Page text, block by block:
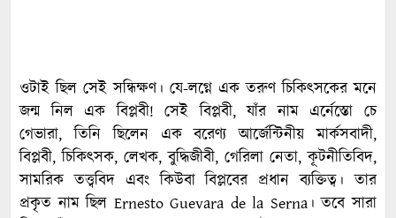
ওটাই ছিল সেই সন্ধিক্ষণ। যে-লগ্নে এক তরুণ চিকিত্‍সকের মনে
জন্ম নিল এক বিপ্লবী! সেই বিপ্লবী, যাঁর নাম এর্নেস্তো চে
গেভারা, তিনি ছিলেন এক বরেণ্য আর্জেন্টিনীয় মার্কসবাদী,
বিপ্লবী, চিকিৎসক, লেখক, বুদ্ধিজীবী, গেরিলা নেতা, কূটনীতিবিদ,
সামরিক তত্ত্ববিদ এবং কিউবা বিপ্লবের প্রধান ব্যক্তিত্ব। তার
প্রকৃত নাম ছিল Ernesto Guevara de la Serna। তবে সারা